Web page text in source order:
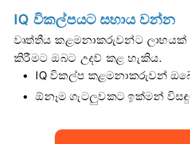
IQ විකල්පයට සහාය වන්න
වෘත්තීය කළමනාකරුවන්ට ලාභයක්
කිරීමට ඔබට උදව් කළ හැකිය.
IQ විකල්ප කළමනාකරුවන්
ඕනෑම ගැටලුවකට ඉක්මන්